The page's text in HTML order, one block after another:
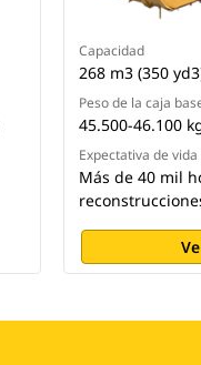
Capacidad
268 m3 (350
Peso de la caja
45.500-46.100
Expectativa de vida
Más de 40 mil